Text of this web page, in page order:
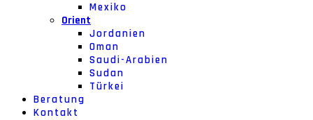
Mexiko
Orient
Jordanien
Oman
Saudi-Arabien
Sudan
Türkei
Beratung
Kontakt